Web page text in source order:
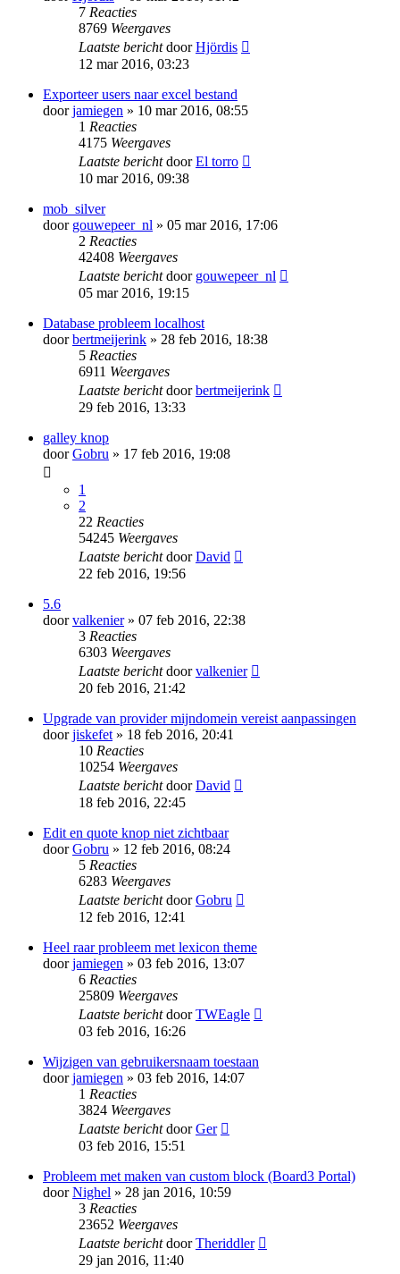
7 Reacties
8769 Weergaves
Laatste berichtdoorHjördis
12 mar 2016, 03:23
Exporteer users naar excel bestand
doorjamiegen » 10 mar 2016, 08:55
1 Reacties
4175 Weergaves
Laatste berichtdoorEl torro
10 mar 2016, 09:38
mob_silver
door gouwepeer_nl » 05 mar 2016, 17:06
2 Reacties
42408 Weergaves
Laatste berichtdoor gouwepeer_nl
05 mar 2016, 19:15
Database probleem localhost
doorbertmeijerink » 28 feb 2016, 18:38
5 Reacties
6911 Weergaves
Laatste berichtdoorbertmeijerink
29 feb 2016, 13:33
galley knop
doorGobru » 17 feb 2016, 19:08
1
2
22 Reacties
54245 Weergaves
Laatste berichtdoorDavid
22 feb 2016, 19:56
5.6
doorvalkenier» 07 feb 2016, 22:38
3 Reacties
6303 Weergaves
Laatste berichtdoorvalkenier
20 feb 2016, 21:42
Upgrade van provider mijndomein vereist aanpassingen
doorjiskefet » 18 feb 2016, 20:41
10 Reacties
10254 Weergaves
Laatste berichtdoorDavid
18 feb 2016, 22:45
Edit en quote knop niet zichtbaar
doorGobru » 12 feb 2016, 08:24
5 Reacties
6283 Weergaves
Laatste berichtdoorGobru
12 feb 2016, 12:41
Heel raar probleem met lexicon theme
doorjamiegen » 03 feb 2016, 13:07
6 Reacties
25809 Weergaves
Laatste berichtdoorTWEagle
03 feb 2016, 16:26
Wijzigen van gebruikersnaam toestaan
doorjamiegen » 03 feb 2016, 14:07
1 Reacties
3824 Weergaves
Laatste berichtdoorGer
03 feb 2016, 15:51
Probleem met maken van custom block (Board3 Portal)
doorNighel » 28 jan 2016, 10:59
3 Reacties
23652 Weergaves
Laatste berichtdoorTheriddler
29 jan 2016, 11:40